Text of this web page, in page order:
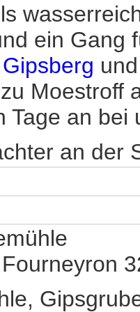
ein Gang
Gipsberg
Moestroff
Tage an bei
an der